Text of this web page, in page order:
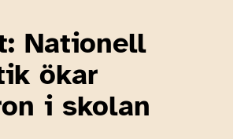
Nationell
ökar
i skolan